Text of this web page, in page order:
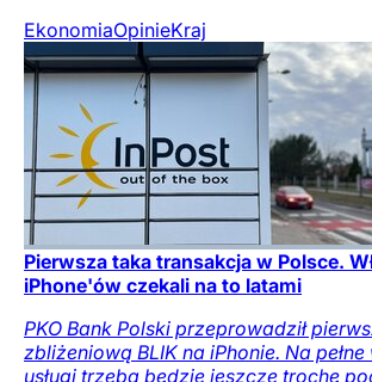
EkonomiaOpinieKraj
Pierwsza taka transakcja w Polsce.
iPhone'ów czekali na to latami
PKO Bank Polski przeprowadził
zbliżeniową BLIK na iPhonie. Na
usługi trzeba będzie jeszcze trochę